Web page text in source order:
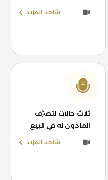
شاهد المزيد
ثلاث حالات لتصرّف
المأذون له في البيع
شاهد المزيد